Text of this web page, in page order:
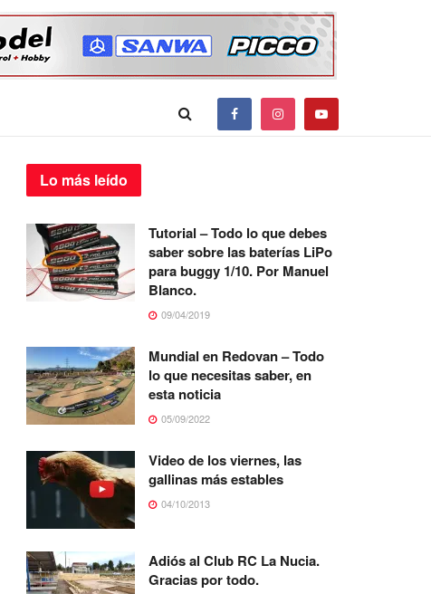
Lo más leído
Tutorial – Todo lo que debes
saber sobre las baterías LiPo
para buggy 1/10. Por Manuel
Blanco.
09/04/2019
Mundial en Redovan – Todo
lo que necesitas saber, en
esta noticia
05/09/2022
Video de los viernes, las
gallinas más estables
04/10/2013
Adiós al Club RC La Nucia.
Gracias por todo.